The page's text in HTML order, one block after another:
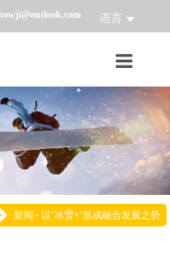
语言
首页
冰雪产品
冰雪业务
冰雪案例
新闻 - 以“冰雪+”形成融合发展之势